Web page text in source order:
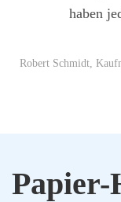
haben
Robert Schmidt,